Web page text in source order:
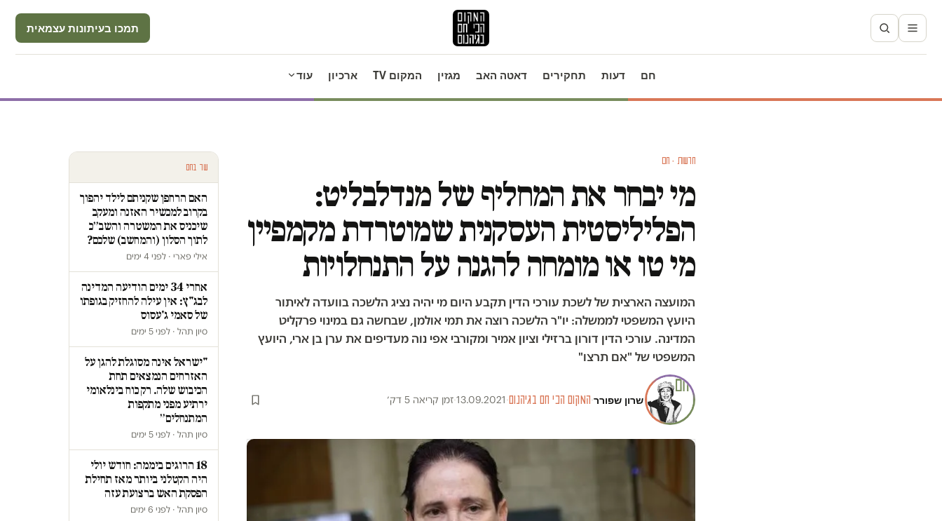
תמכו בעיתונות עצמאית
חם דעות תחקירים דאטה האב מגזין המקום TV ארכיון עוד
חדשות · חם
מי יבחר את המחליף של מנדלבליט:
הפליליסטית העסקנית שמוטרדת מקמפיין
מי טו או מומחה להגנה על התנחלויות
המועצה הארצית של לשכת עורכי הדין תקבע היום מי יהיה נציג הלשכה בוועדה לאיתור
היועץ המשפטי לממשלה: יו"ר הלשכה רוצה את תמי אולמן, שבחשה גם במינוי פרקליט
המדינה. עורכי הדין דורון ברזילי וציון אמיר ומקורבי אפי נוה מעדיפים את ערן בן ארי, היועץ
המשפטי של "אם תרצו"
שרון שפורר·המקום הכי חם בגיהנום·
13.09.2021
·זמן קריאה 5 דק׳
עוד בחם
האם הרחפן שקניתם לילד יהפוך
בקרוב למכשיר האזנה ומעקב
שיכניס את המשטרה והשב״כ
לתוך הסלון (והמחשב) שלכם?
אילי פארי · לפני 4 ימים
אחרי 34 ימים הודיעה המדינה
לבג"ץ: אין עילה להחזיק בגופתו
של סאמי ג'עסוס
סיון תהל · לפני 5 ימים
"ישראל אינה מסוגלת להגן על
האזרחים הנמצאים תחת
הכיבוש שלה. רק כוח בינלאומי
ירתיע מפני מתקפות
המתנחלים״
סיון תהל · לפני 5 ימים
18 הרוגים ביממה: חודש יולי
היה הקטלני ביותר מאז תחילת
הפסקת האש ברצועת עזה
סיון תהל · לפני 6 ימים